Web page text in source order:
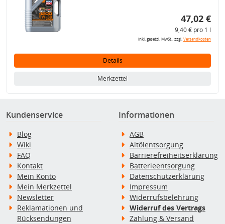
47,02 €
9,40 € pro 1 l
inkl. gesetzl. MwSt., zzgl.Versandkosten
Details
Merkzettel
Kundenservice
Blog
Wiki
FAQ
Kontakt
Mein Konto
Mein Merkzettel
Newsletter
Reklamationen und
Rücksendungen
Informationen
AGB
Altölentsorgung
Barrierefreiheitserklärung
Batterieentsorgung
Datenschutzerklärung
Impressum
Widerrufsbelehrung
Widerruf des Vertrags
Zahlung & Versand